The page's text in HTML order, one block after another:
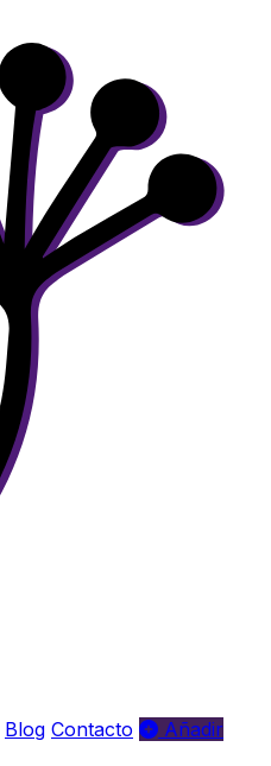
Blog Contacto
Añadir